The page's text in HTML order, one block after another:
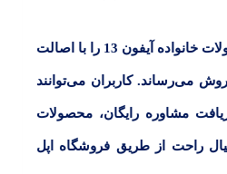
محصولات خانواده آیفون 13 را با اصالت
می‌رساند. کاربران می‌توانند
مشاوره رایگان، محصولات
فروشگاه اپل